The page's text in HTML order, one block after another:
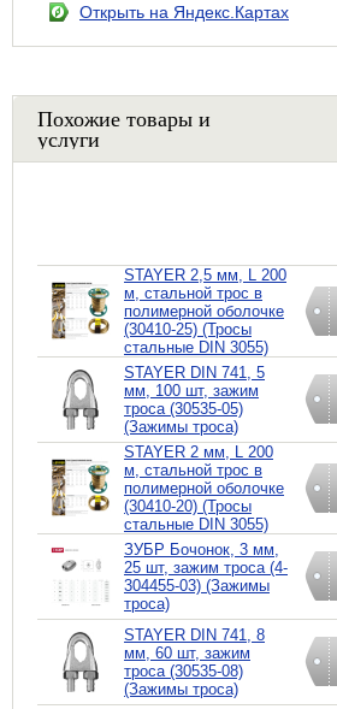
Открыть на Яндекс.Картах
Похожие товары и
услуги
STAYER 2,5 мм, L 200
м, стальной трос в
полимерной оболочке
(30410-25) (Тросы
стальные DIN 3055)
STAYER DIN 741, 5
мм, 100 шт, зажим
троса (30535-05)
(Зажимы троса)
STAYER 2 мм, L 200
м, стальной трос в
полимерной оболочке
(30410-20) (Тросы
стальные DIN 3055)
ЗУБР Бочонок, 3 мм,
25 шт, зажим троса (4-
304455-03) (Зажимы
троса)
STAYER DIN 741, 8
мм, 60 шт, зажим
троса (30535-08)
(Зажимы троса)